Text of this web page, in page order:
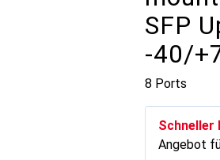
SFP
-40/
8 Ports
Schneller
Angebot